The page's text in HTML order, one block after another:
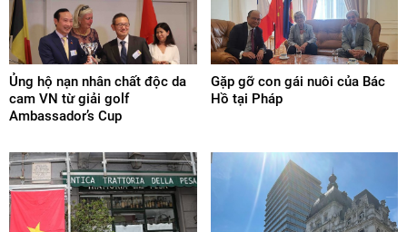
Ủng hộ nạn nhân chất độc da
cam VN từ giải golf
Ambassador’s Cup
Gặp gỡ con gái nuôi của Bác
Hồ tại Pháp